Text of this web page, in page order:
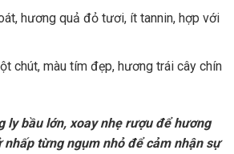
hương quả đỏ tươi, ít tannin, hợp với
chút, màu tím đẹp, hương trái cây chín
ly bầu lớn, xoay nhẹ rượu để hương
nhấp từng ngụm nhỏ để cảm nhận sự